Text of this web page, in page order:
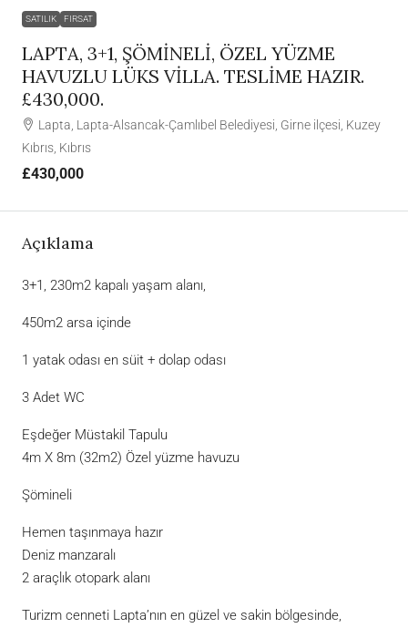
SATILIK FIRSAT
LAPTA, 3+1, ŞÖMİNELİ, ÖZEL YÜZME
HAVUZLU LÜKS VİLLA. TESLİME HAZIR.
£430,000.
Lapta, Lapta-Alsancak-Çamlıbel Belediyesi, Girne ilçesi, Kuzey
Kıbrıs, Kıbrıs
£430,000
Açıklama
3+1, 230m2 kapalı yaşam alanı,
450m2 arsa içinde
1 yatak odası en süit + dolap odası
3 Adet WC
Eşdeğer Müstakil Tapulu
4m X 8m (32m2) Özel yüzme havuzu
Şömineli
Hemen taşınmaya hazır
Deniz manzaralı
2 araçlık otopark alanı
Turizm cenneti Lapta’nın en güzel ve sakin bölgesinde,